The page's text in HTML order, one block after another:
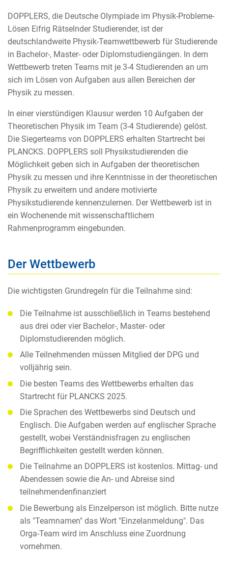
DOPPLERS, die Deutsche Olympiade im Physik-Probleme-
Lösen Eifrig Rätselnder Studierender, ist der
deutschlandweite Physik-Teamwettbewerb für Studierende
in Bachelor-, Master- oder Diplomstudiengängen. In dem
Wettbewerb treten Teams mit je 3-4 Studierenden an um
sich im Lösen von Aufgaben aus allen Bereichen der
Physik zu messen.
In einer vierstündigen Klausur werden 10 Aufgaben der
Theoretischen Physik im Team (3-4 Studierende) gelöst.
Die Siegerteams von DOPPLERS erhalten Startrecht bei
PLANCKS. DOPPLERS soll Physikstudierenden die
Möglichkeit geben sich in Aufgaben der theoretischen
Physik zu messen und ihre Kenntnisse in der theoretischen
Physik zu erweitern und andere motivierte
Physikstudierende kennenzulernen. Der Wettbewerb ist in
ein Wochenende mit wissenschaftlichem
Rahmenprogramm eingebunden.
Der Wettbewerb
Die wichtigsten Grundregeln für die Teilnahme sind:
Die Teilnahme ist ausschließlich in Teams bestehend
aus drei oder vier Bachelor-, Master- oder
Diplomstudierenden möglich.
Alle Teilnehmenden müssen Mitglied der DPG und
volljährig sein.
Die besten Teams des Wettbewerbs erhalten das
Startrecht für PLANCKS 2025.
Die Sprachen des Wettbewerbs sind Deutsch und
Englisch. Die Aufgaben werden auf englischer Sprache
gestellt, wobei Verständnisfragen zu englischen
Begrifflichkeiten gestellt werden können.
Die Teilnahme an DOPPLERS ist kostenlos. Mittag- und
Abendessen sowie die An- und Abreise sind
teilnehmendenfinanziert
Die Bewerbung als Einzelperson ist möglich. Bitte nutze
als "Teamnamen" das Wort "Einzelanmeldung". Das
Orga-Team wird im Anschluss eine Zuordnung
vornehmen.